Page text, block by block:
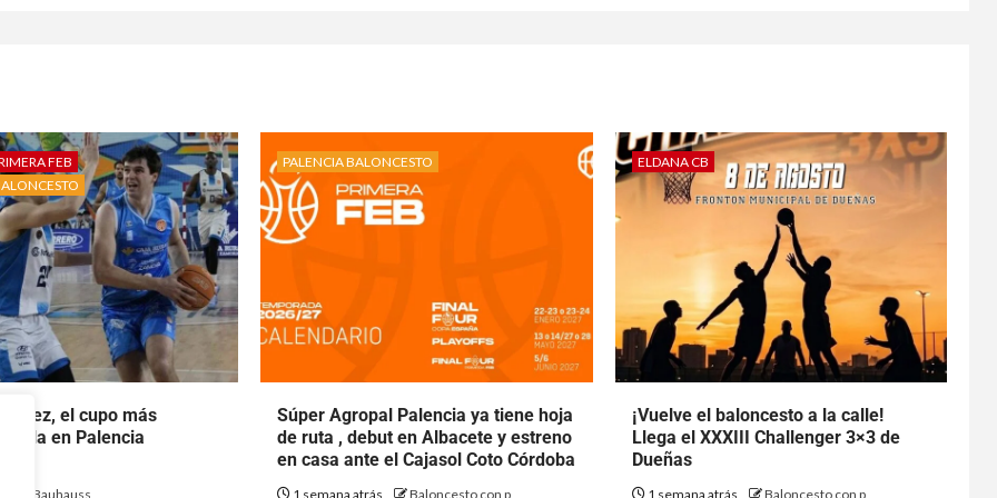
FEB
el cupo más
en Palencia
Bauhauss
PALENCIA BALONCESTO
Súper Agropal Palencia ya tiene hoja
de ruta , debut en Albacete y estreno
en casa ante el Cajasol Coto Córdoba
1 semana atrás Baloncesto con p
ELDANA CB
¡Vuelve el baloncesto a la calle!
Llega el XXXIII Challenger 3×3 de
Dueñas
1 semana atrás Baloncesto con p